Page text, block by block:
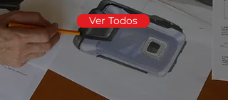
Ver Todos